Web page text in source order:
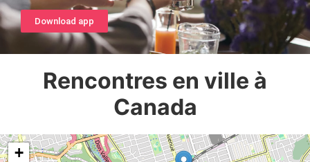
Download app
Rencontres en ville à
Canada
+